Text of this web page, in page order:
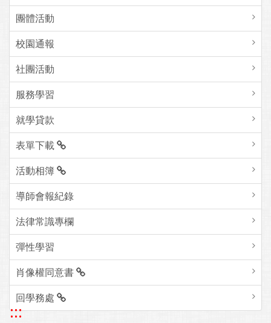
團體活動
校園通報
社團活動
服務學習
就學貸款
表單下載
活動相簿
導師會報紀錄
法律常識專欄
彈性學習
肖像權同意書
回學務處
:::